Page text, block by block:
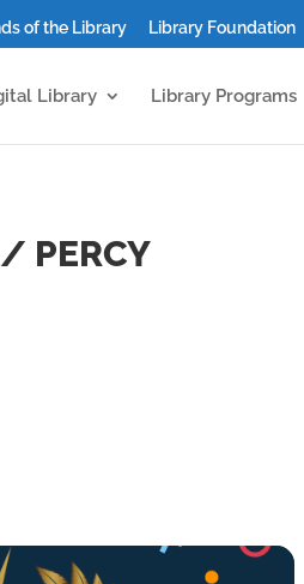
of the Library Library Foundation
Library Library Programs
PERCY